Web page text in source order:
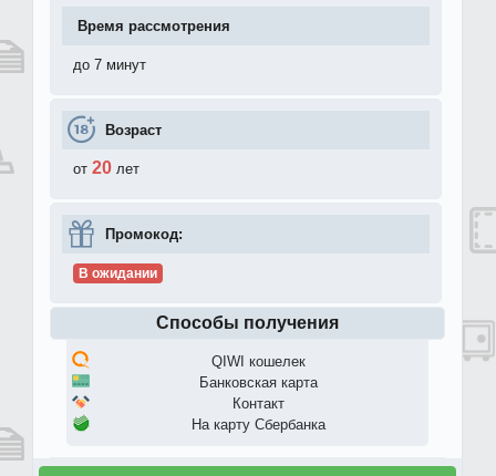
Время рассмотрения
до 7 минут
Возраст
от 20 лет
Промокод:
В ожидании
Способы получения
QIWI кошелек
Банковская карта
Контакт
На карту Сбербанка